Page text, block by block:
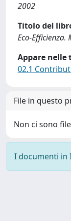
2002
Titolo del
Eco-Efficienza.
Appare nelle
02.1
File in questo
Non ci sono
I documenti in